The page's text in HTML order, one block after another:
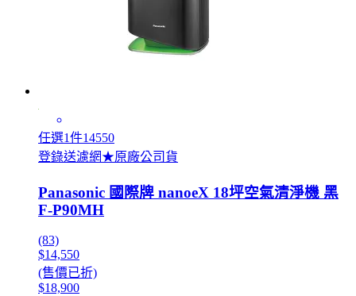
任選1件14550
登錄送濾網★原廠公司貨
Panasonic 國際牌 nanoeX 18坪空氣清淨機 黑
F-P90MH
(83)
$14,550
(售價已折)
$18,900